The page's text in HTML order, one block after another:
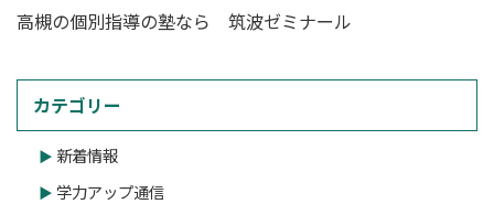
高槻の個別指導の塾なら 筑波ゼミナール
カテゴリー
新着情報
学力アップ通信